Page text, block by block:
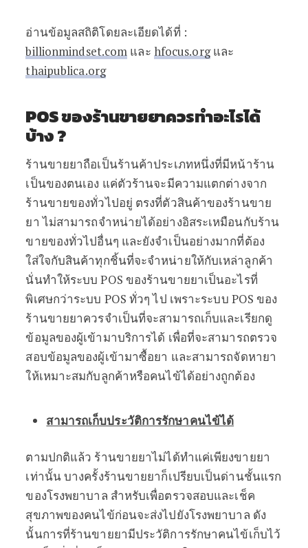
อ่านข้อมูลสถิติโดยละเอียดได้ที่ :
billionmindset.com และ hfocus.orgและ
thaipublica.org
POS ของร้านขายยาควรทำอะไรได้
บ้าง ?
ร้านขายยาถือเป็นร้านค้าประเภทหนึ่งที่มีหน้าร้าน
เป็นของตนเอง แค่ตัวร้านจะมีความแตกต่างจาก
ร้านขายของทั่วไปอยู่ ตรงที่ตัวสินค้าของร้านขาย
ยา ไม่สามารถจำหน่ายได้อย่างอิสระเหมือนกับร้าน
ขายของทั่วไปอื่นๆ และยังจำเป็นอย่างมากที่ต้อง
ใส่ใจกับสินค้าทุกชิ้นที่จะจำหน่ายให้กับเหล่าลูกค้า
นั่นทำให้ระบบ POS ของร้านขายยาเป็นอะไรที่
พิเศษกว่าระบบ POS ทั่วๆ ไป เพราะระบบ POS ของ
ร้านขายยาควรจำเป็นที่จะสามารถเก็บและเรียกดู
ข้อมูลของผู้เข้ามาบริการได้ เพื่อที่จะสามารถตรวจ
สอบข้อมูลของผู้เข้ามาซื้อยา และสามารถจัดหายา
ให้เหมาะสมกับลูกค้าหรือคนไข้ได้อย่างถูกต้อง
สามารถเก็บประวัติการรักษาคนไข้ได้
ตามปกติแล้ว ร้านขายยาไม่ได้ทำแค่เพียงขายยา
เท่านั้น บางครั้งร้านขายยาก็เปรียบเป็นด่านชั้นแรก
ของโรงพยาบาล สำหรับเพื่อตรวจสอบและเช็ค
สุขภาพของคนไข้ก่อนจะส่งไปยังโรงพยาบาล ดัง
นั้นการที่ร้านขายยามีประวัติการรักษาคนไข้เก็บไว้